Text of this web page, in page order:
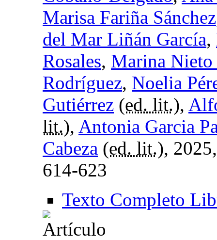
Marisa Fariña Sánchez
del Mar Liñán García,
Rosales, Marina Nieto
Rodríguez, Noelia
Gutiérrez (ed. lit.),
lit.), Antonia Garcia
Cabeza (ed. lit.),
614-623
Texto Completo